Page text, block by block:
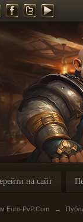
на сайт
Euro-PvP.Com →